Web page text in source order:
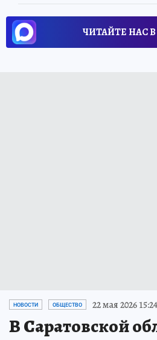
ЧИТАЙТЕ НАС
НОВОСТИ ОБЩЕСТВО 22 мая 2026 15:24
В Саратовской